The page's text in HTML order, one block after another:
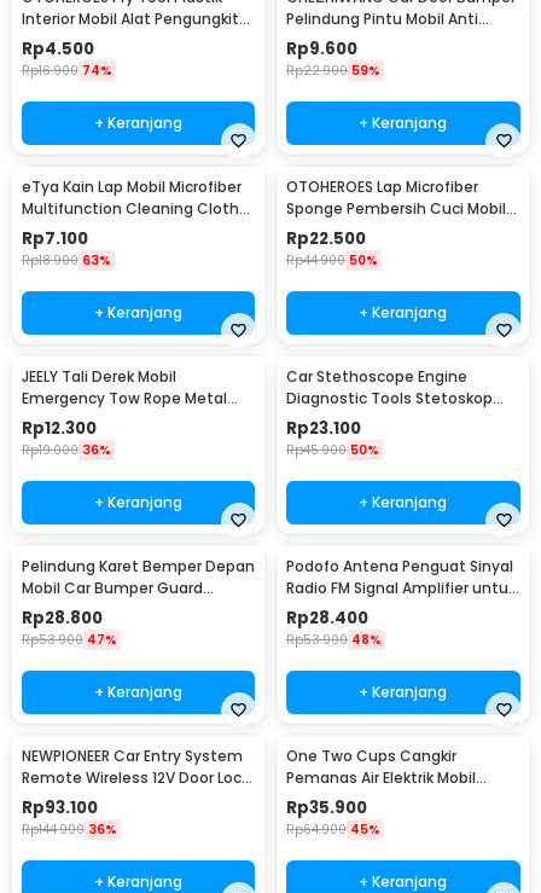
Interior Mobil Alat Pengungkit
Set 4 PCS - AA16
Rp4.500
Rp16.900 74%
+ Keranjang
Pelindung Pintu Mobil Anti
Gores 8 PCS - HT-001
Rp9.600
Rp22.900 59%
+ Keranjang
eTya Kain Lap Mobil Microfiber
Multifunction Cleaning Cloth
30x39cm - H-10
Rp7.100
Rp18.900 63%
+ Keranjang
OTOHEROES Lap Microfiber
Sponge Pembersih Cuci Mobil
Motor - TP266
Rp22.500
Rp44.900 50%
+ Keranjang
JEELY Tali Derek Mobil
Emergency Tow Rope Metal
Buckle U-Type 2.7M - JL30
Rp12.300
Rp19.000 36%
+ Keranjang
Car Stethoscope Engine
Diagnostic Tools Stetoskop
Mesin Mobil - W80582
Rp23.100
Rp45.900 50%
+ Keranjang
Pelindung Karet Bemper Depan
Mobil Car Bumper Guard
57mm 2.5M
Rp28.800
Rp53.900 47%
+ Keranjang
Podofo Antena Penguat Sinyal
Radio FM Signal Amplifier untuk
Mobil - ANT-208
Rp28.400
Rp53.900 48%
+ Keranjang
NEWPIONEER Car Entry System
Remote Wireless 12V Door Lock
Mobil - CK18
Rp93.100
Rp144.900 36%
+ Keranjang
One Two Cups Cangkir
Pemanas Air Elektrik Mobil
Travel Mug 450ml - NJ88
Rp35.900
Rp64.900 45%
+ Keranjang